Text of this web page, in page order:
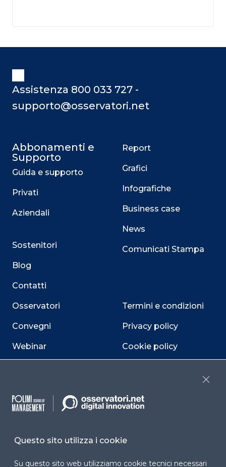
Assistenza 800 033 727 -
supporto@osservatori.net
Abbonamenti e
Supporto
Guida e supporto
Privati
Aziendali
Sostenitori
Blog
Contatti
Osservatori
Convegni
Webinar
Report
Grafici
Infografiche
Business case
News
Comunicati Stampa
Termini e condizioni
Privacy policy
Cookie policy
accessibilità
Questo sito utilizza i cookie
Su questo sito web utilizziamo cookie tecnici necessari